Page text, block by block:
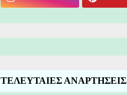
ΤΕΛΕΥΤΑΙΕΣ ΑΝΑΡΤΗΣΕΙΣ